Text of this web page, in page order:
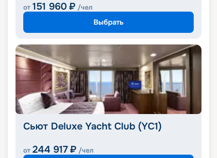
от 151 960 ₽ /чел
Выбрать
Сьют Deluxe Yacht Club (YC1)
от 244 917 ₽ /чел